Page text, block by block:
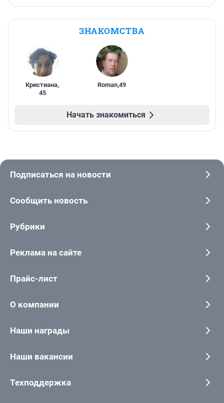
ЗНАКОМСТВА
Кристиана,
45
Roman,49
Начать знакомиться
Подписаться на новости
Сообщить новость
Рубрики
Реклама на сайте
Прайс-лист
О компании
Наши награды
Наши вакансии
Техподдержка